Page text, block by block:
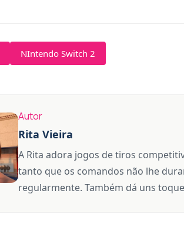
NIntendo Switch 2
Autor
Rita Vieira
A Rita adora jogos de tiros
tanto que os comandos não lhe
regularmente. Também dá uns